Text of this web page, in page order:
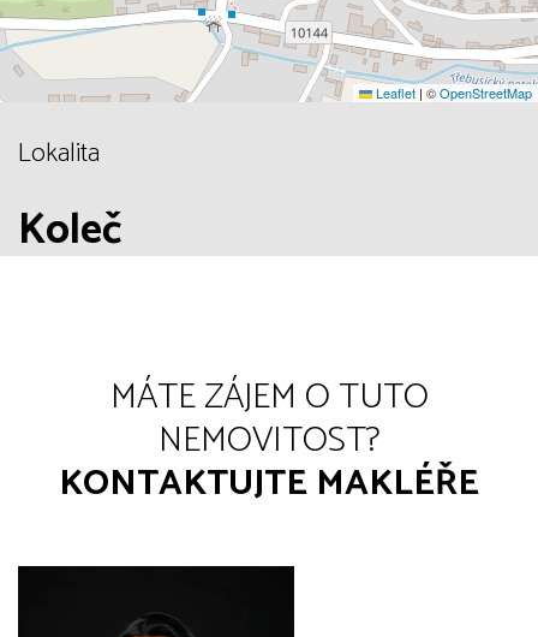
Leaflet | ©OpenStreetMap
Lokalita
Koleč
MÁTE ZÁJEM O TUTO
NEMOVITOST?
KONTAKTUJTE MAKLÉŘE